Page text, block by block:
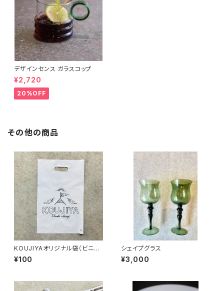
デザインセンス ガラスコップ
¥2,720
20%OFF
その他の商品
KOUJIYAオリジナル袋（ビニー
ル）
¥100
シェイプグラス
¥3,000